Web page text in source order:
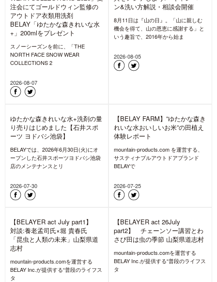
フルカーボン1本わずか106グラム、超軽量ポー
ルで山を駆ける。【MOUNTAIN KING】
具をメンテしよう! キャンペー
ン&洗い方解説・相談会開催
8月11日は『山の日』。「山に親しむ
機会を得て、山の恩恵に感謝する」と
いう趣旨で、2016年から始ま